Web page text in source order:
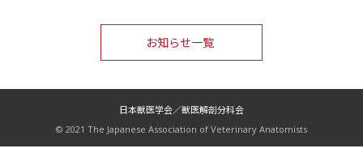
お知らせ一覧
日本獣医学会／獣医解剖分科会
© 2021 The Japanese Association of Veterinary Anatomists